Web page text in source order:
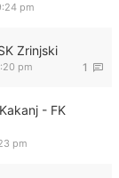
pm
Zrinjski
1
pm
- FK
pm